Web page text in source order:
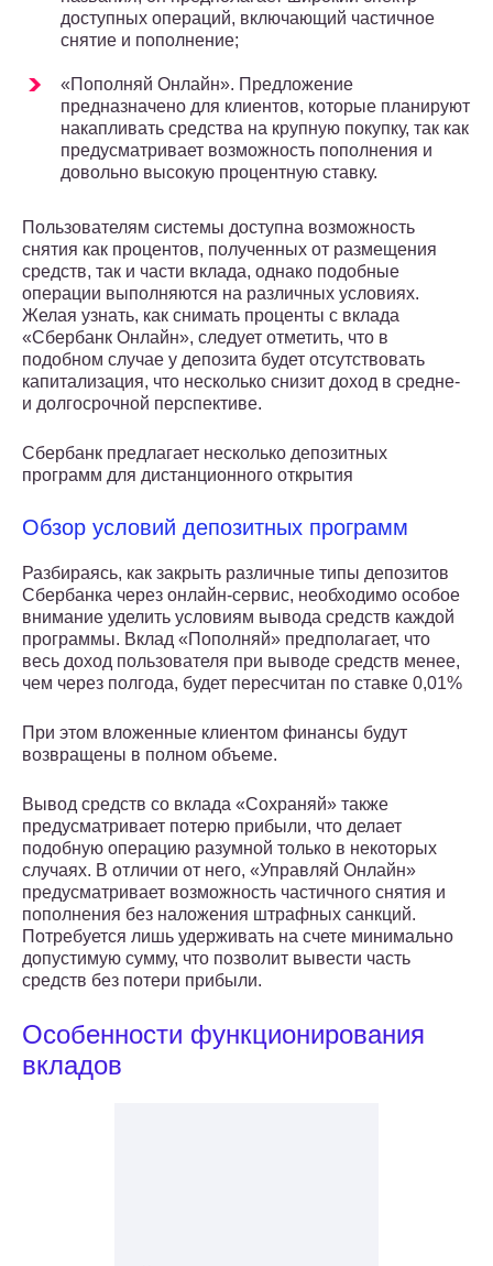
доступных операций, включающий частичное
снятие и пополнение;
«Пополняй Онлайн». Предложение
предназначено для клиентов, которые планируют
накапливать средства на крупную покупку, так как
предусматривает возможность пополнения и
довольно высокую процентную ставку.
Пользователям системы доступна возможность
снятия как процентов, полученных от размещения
средств, так и части вклада, однако подобные
операции выполняются на различных условиях.
Желая узнать, как снимать проценты с вклада
«Сбербанк Онлайн», следует отметить, что в
подобном случае у депозита будет отсутствовать
капитализация, что несколько снизит доход в средне-
и долгосрочной перспективе.
Сбербанк предлагает несколько депозитных
программ для дистанционного открытия
Обзор условий депозитных программ
Разбираясь, как закрыть различные типы депозитов
Сбербанка через онлайн-сервис, необходимо особое
внимание уделить условиям вывода средств каждой
программы. Вклад «Пополняй» предполагает, что
весь доход пользователя при выводе средств менее,
чем через полгода, будет пересчитан по ставке 0,01%
При этом вложенные клиентом финансы будут
возвращены в полном объеме.
Вывод средств со вклада «Сохраняй» также
предусматривает потерю прибыли, что делает
подобную операцию разумной только в некоторых
случаях. В отличии от него, «Управляй Онлайн»
предусматривает возможность частичного снятия и
пополнения без наложения штрафных санкций.
Потребуется лишь удерживать на счете минимально
допустимую сумму, что позволит вывести часть
средств без потери прибыли.
Особенности функционирования
вкладов